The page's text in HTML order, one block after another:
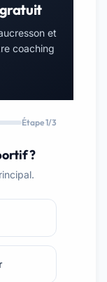
et
coaching
Étape 1/3
?